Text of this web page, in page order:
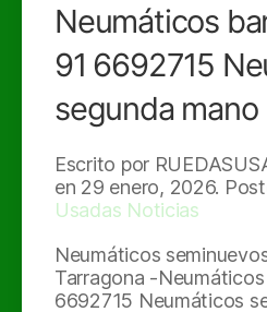
Neumáticos
91 6692715
segunda mano
Escrito por
en 29 enero, 2026.
Usadas Noticias
Neumáticos
Tarragona -
6692715 Neumáticos